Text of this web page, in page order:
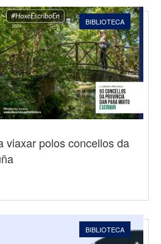
BIBLIOTECA
viaxar polos concellos da
BIBLIOTECA